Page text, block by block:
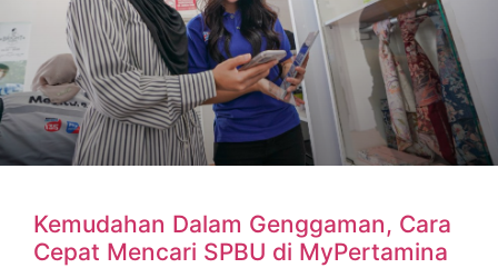
Kemudahan Dalam Genggaman, Cara
Cepat Mencari SPBU di MyPertamina